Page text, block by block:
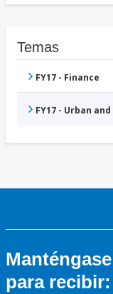
Temas
FY17 - Finance
FY17 - Urban
para recibir: